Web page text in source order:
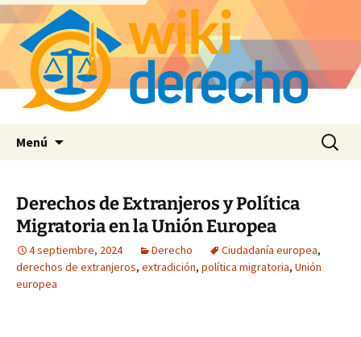
Menú Buscar:
Derechos de Extranjeros y Política
Migratoria en la Unión Europea
4 septiembre, 2024 Derecho Ciudadanía europea,
derechos de extranjeros, extradición, política migratoria, Unión
europea